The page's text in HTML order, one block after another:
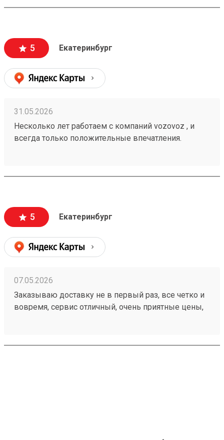
можно посмотреть всю интересующую
сохранности , и сотрудники аккуратны при загрузке
, выгрузке 🙌🏻 Заказ 260502771
5 Екатеринбург
31.05.2026
Несколько лет работаем с компаний vozovoz , и
всегда только положительные впечатления.
можно посмотреть всю интересующую
сохранности , и сотрудники аккуратны при загрузке
, выгрузке 🙌🏻 Заказ 260502771
5 Екатеринбург
07.05.2026
Заказываю доставку не в первый раз, все четко и
вовремя, сервис отличный, очень приятные цены,